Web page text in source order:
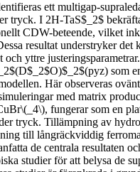
ett multigap-
tryck. I 2H-TaS$_2$
CDW-beteende, vilket
resultat understryker det
yttre
som
Här observeras
med matrix
fungerar som en
tryck. Tillämpning av
till långräckviddig
de centrala resultaten
studier för att belysa de